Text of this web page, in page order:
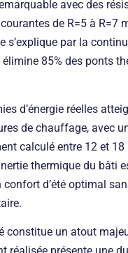
avec des
de R=5 à R=7
s’explique par la
85% des ponts
d’énergie réelles
de chauffage, avec
calculé entre 12 et 18
thermique du bâti
confort d’été optimal
constitue un atout